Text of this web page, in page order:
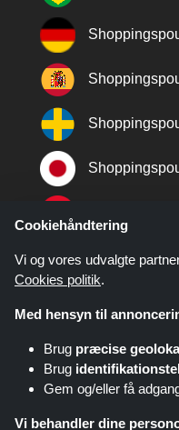
Cookiehåndtering
Vi og vores udvalgte
Cookies politik.
Med hensyn til
Brug præcise
Brug
Gem og/eller få
Vi behandler dine